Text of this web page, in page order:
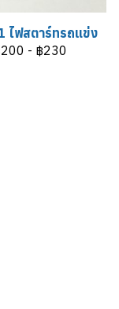
ไฟสตาร์ทรถแข่ง
- ฿230